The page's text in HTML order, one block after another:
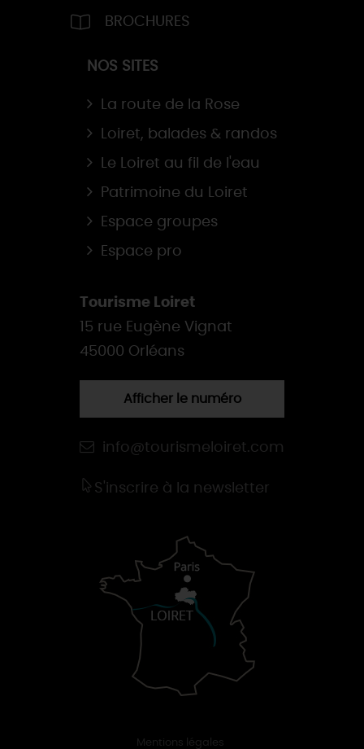
BROCHURES
NOS SITES
La route de la Rose
Loiret, balades & randos
Le Loiret au fil de l'eau
Patrimoine du Loiret
Espace groupes
Espace pro
Tourisme Loiret
15 rue Eugène Vignat
45000 Orléans
Afficher le numéro
info@tourismeloiret.com
S'inscrire à la newsletter
Mentions légales